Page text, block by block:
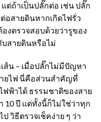
ต่ถ้าเป็นปลั๊กต่อ เช่น ปลั๊ก
อสายดินหากเกิดไฟรั่ว
งตรวจสอบด้วยว่ารูของ
บสายดินหรือไม่
ส้น – เมื่อปลั๊กไม่มีปัญหา
ยไฟ นี่คือส่วนสำคัญที่
ฟฟ้าได้ ธรรมชาติของสาย
10 ปี แต่ทั้งนี้ก็ไม่ใช่ว่าทุก
วิธีตรวจเช็คง่าย ๆ ว่า